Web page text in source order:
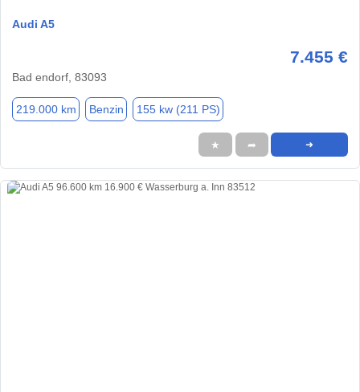
Audi A5
7.455 €
Bad endorf, 83093
219.000 km Benzin 155 kw (211 PS)
★ ➦ ➜